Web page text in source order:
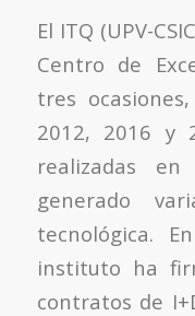
El ITQ (UPV-
Centro de
tres
2012, 2016 y
realizadas en
generado
tecnológica.
instituto ha
contratos de